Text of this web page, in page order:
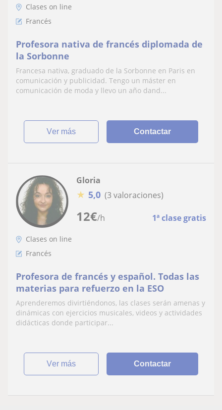
Clases on line
Francés
Profesora nativa de francés diplomada de
la Sorbonne
Francesa nativa, graduado de la Sorbonne en Paris en
comunicación y publicidad. Tengo un máster en
comunicación de moda y llevo un año dand...
ver más Contactar
12€/h 1ª clase gratis
Gloria
★ 5,0 (3 valoraciones)
Clases on line
Francés
Profesora de francés y español. Todas las
materias para refuerzo en la ESO
Aprenderemos divirtiéndonos, las clases serán amenas y
dinámicas con ejercicios musicales, videos y actividades
didácticas donde participar...
ver más Contactar